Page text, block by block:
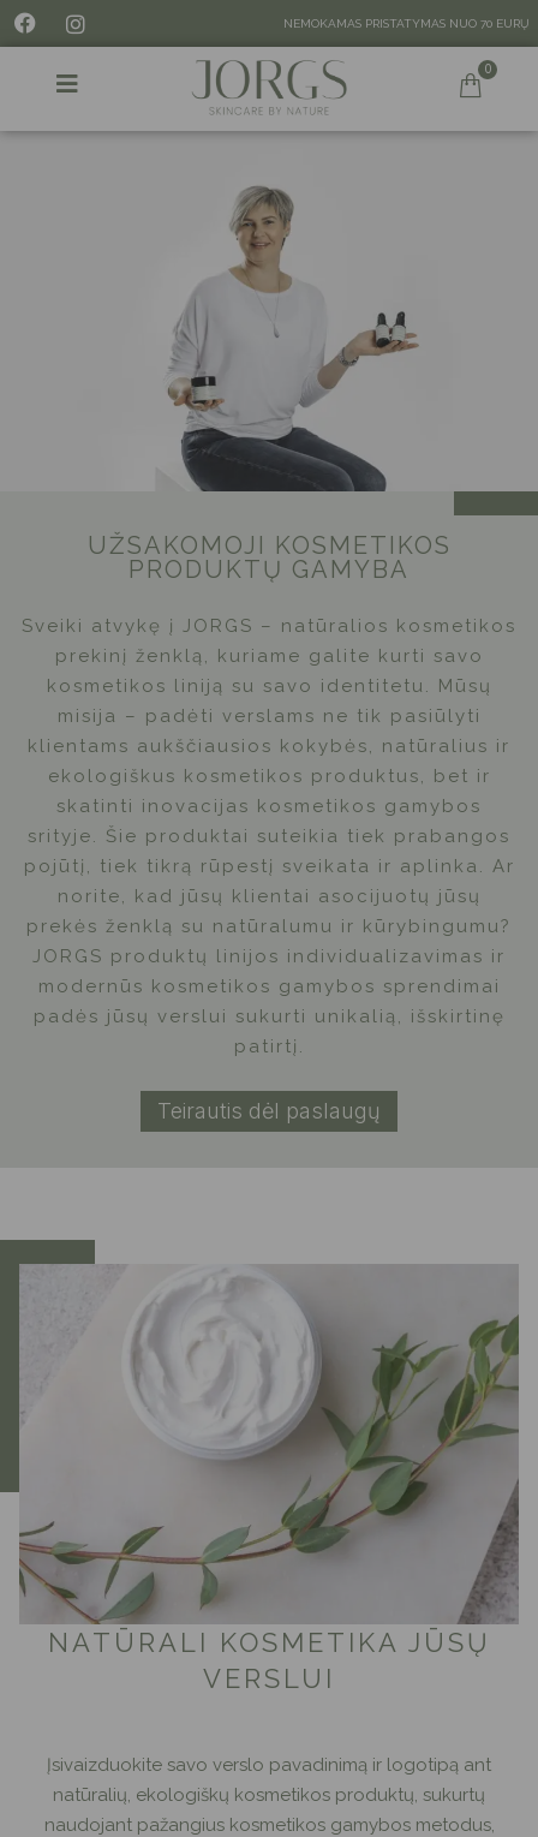
NEMOKAMAS PRISTATYMAS NUO 70 EURŲ
UŽSAKOMOJI KOSMETIKOS
PRODUKTŲ GAMYBA
Sveiki atvykę į JORGS – natūralios kosmetikos
prekinį ženklą, kuriame galite kurti savo
kosmetikos liniją su savo identitetu. Mūsų
misija – padėti verslams ne tik pasiūlyti
klientams aukščiausios kokybės, natūralius ir
ekologiškus kosmetikos produktus, bet ir
skatinti inovacijas kosmetikos gamybos
srityje. Šie produktai suteikia tiek prabangos
pojūtį, tiek tikrą rūpestį sveikata ir aplinka. Ar
norite, kad jūsų klientai asocijuotų jūsų
prekės ženklą su natūralumu ir kūrybingumu?
JORGS produktų linijos individualizavimas ir
modernūs kosmetikos gamybos sprendimai
padės jūsų verslui sukurti unikalią, išskirtinę
patirtį.
Teirautis dėl paslaugų
NATŪRALI KOSMETIKA JŪSŲ
VERSLUI
Įsivaizduokite savo verslo pavadinimą ir logotipą ant
natūralių, ekologiškų kosmetikos produktų, sukurtų
naudojant pažangius kosmetikos gamybos metodus,